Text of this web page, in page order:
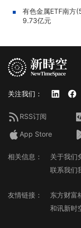
有色金属ETF南方
9.73亿元
关注我们：
RSS订阅
App Store
相关信息： 关于我们
联系我们
友情链接： 东方财富
和讯新时